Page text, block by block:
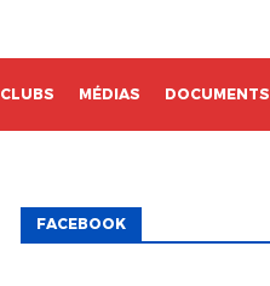
CLUBS MÉDIAS DOCUMENTS
FACEBOOK